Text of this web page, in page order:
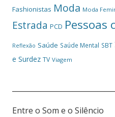
Fashionistas Moda Moda
Estrada PCD Pessoas
Reflexão Saúde Saúde Mental SBT
e Surdez TV Viagem
Entre o Som e o Silêncio